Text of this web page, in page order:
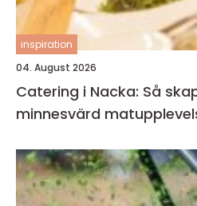
inspiration
04. August 2026
Catering i Nacka: Så
minnesvärd